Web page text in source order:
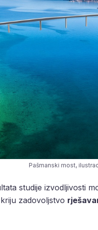
Pašmanski most,
studije izvodljivosti
zadovoljstvo